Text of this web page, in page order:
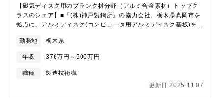
【磁気ディスク用のブランク材分野（アルミ合金素材）トップク
ラスのシェア】■『(株)神戸製鋼所』の協力会社。栃木県真岡市を
拠点に、アルミディスク(コンピュータ用アルミディスク基板)を製
ミ合金素材)でトップクラスのシェアを保持しています。■業務概
要：神戸製鋼所からの受注によりアルミディスクの製造を担う同
社の製品検査部門にて、半年間の現場研修を行います。製品検査
部門は4班（各班約20名）に分かれており、ゆくゆくはそのうち1
関する分析など）をお任せする予定です。■キャリアパス：班長→
勤務地 栃木県
年収 376万円～500万円
職種
製造技術職
更新日 2025.11.07